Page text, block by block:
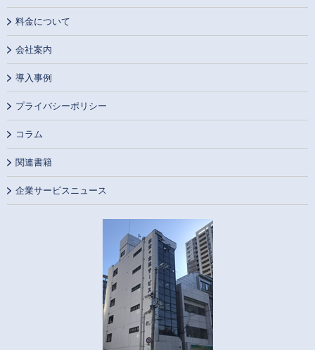
料金について
会社案内
導入事例
プライバシーポリシー
コラム
関連書籍
企業サービスニュース